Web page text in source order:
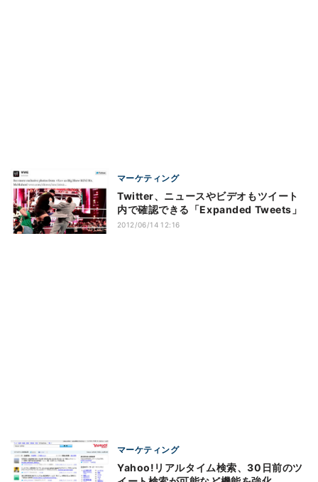
マーケティング
Twitter、ニュースやビデオもツイート
内で確認できる「Expanded Tweets」
2012/06/14 12:16
マーケティング
Yahoo!リアルタイム検索、30日前のツ